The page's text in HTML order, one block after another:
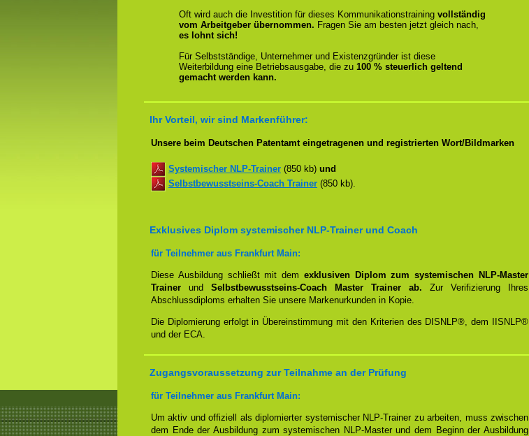
Oft wird auch die Investition für dieses Kommunikationstraining vollständig
vom Arbeitgeber übernommen. Fragen Sie am besten jetzt gleich nach,
es lohnt sich!
Für Selbstständige, Unternehmer und Existenzgründer ist diese
Weiterbildung eine Betriebsausgabe, die zu 100 % steuerlich geltend
gemacht werden kann.
Ihr Vorteil, wir sind Markenführer:
Unsere beim Deutschen Patentamt eingetragenen und registrierten Wort/Bildmarken
Systemischer NLP-Trainer (850 kb) und
Selbstbewusstseins-Coach Trainer (850 kb).
Exklusives Diplom systemischer NLP-Trainer und Coach
für Teilnehmer aus Frankfurt Main:
Diese Ausbildung schließt mit dem exklusiven Diplom zum systemischen NLP-Master
Trainer und Selbstbewusstseins-Coach Master Trainer ab. Zur Verifizierung Ihres
Abschlussdiploms erhalten Sie unsere Markenurkunden in Kopie.
Die Diplomierung erfolgt in Übereinstimmung mit den Kriterien des DISNLP®, dem IISNLP®
und der ECA.
Zugangsvoraussetzung zur Teilnahme an der Prüfung
für Teilnehmer aus Frankfurt Main:
Um aktiv und offiziell als diplomierter systemischer NLP-Trainer zu arbeiten, muss zwischen
dem Ende der Ausbildung zum systemischen NLP-Master und dem Beginn der Ausbildung